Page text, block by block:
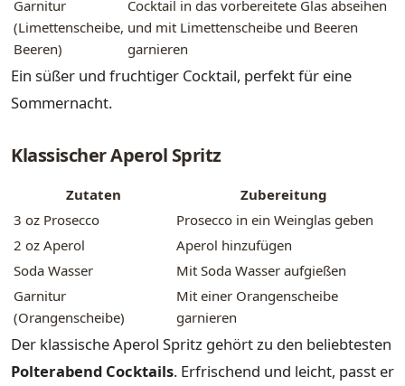
Garnitur
(Limettenscheibe,
Beeren)
Cocktail in das vorbereitete Glas abseihen
und mit Limettenscheibe und Beeren
garnieren
Ein süßer und fruchtiger Cocktail, perfekt für eine
Sommernacht.
Klassischer Aperol Spritz
Zutaten
Zubereitung
3 oz Prosecco
Prosecco in ein Weinglas geben
2 oz Aperol
Aperol hinzufügen
Soda Wasser
Mit Soda Wasser aufgießen
Garnitur
(Orangenscheibe)
Mit einer Orangenscheibe
garnieren
Der klassische Aperol Spritz gehört zu den beliebtesten
Polterabend Cocktails. Erfrischend und leicht, passt er